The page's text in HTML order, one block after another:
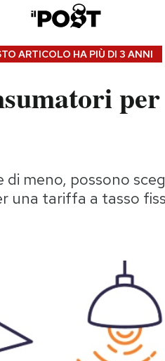
ARTICOLO HA PIÙ DI 3 ANNI
meno, possono
una tariffa a tasso